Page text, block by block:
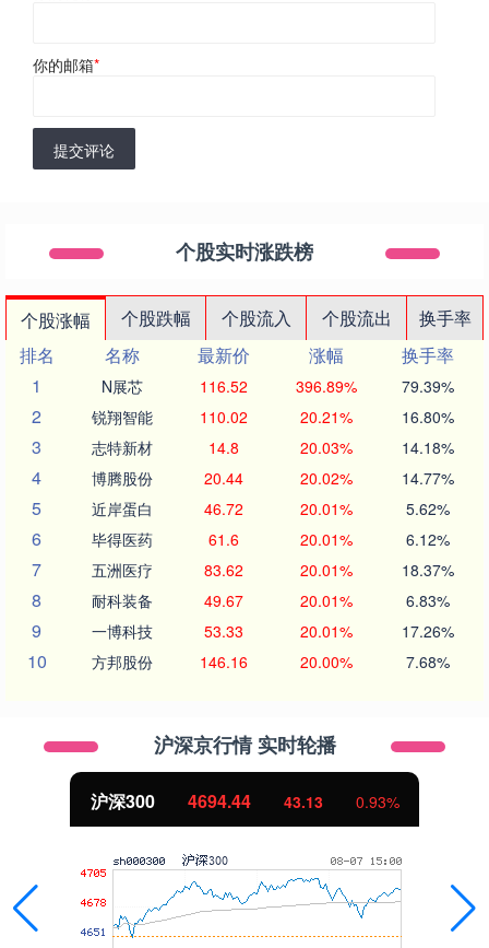
你的邮箱*
提交评论
个股实时涨跌榜
个股涨幅 个股跌幅 个股流入 个股流出
换手率
排名
名称 最新价 涨幅
换手率
1
N展芯 116.52 396.89% 79.39%
2 锐翔智能 110.02 20.21% 16.80%
3 志特新材 14.8 20.03% 14.18%
4 博腾股份 20.44 20.02% 14.77%
5 近岸蛋白 46.72 20.01% 5.62%
6 毕得医药 61.6 20.01% 6.12%
7 五洲医疗 83.62 20.01% 18.37%
8 耐科装备 49.67 20.01% 6.83%
9 一博科技 53.33 20.01% 17.26%
10 方邦股份 146.16 20.00% 7.68%
沪深京行情 实时轮播
沪深300 4694.44 43.13 0.93%